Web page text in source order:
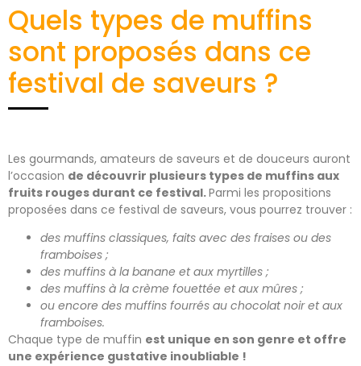
Quels types de muffins
sont proposés dans ce
festival de saveurs ?
Les gourmands, amateurs de saveurs et de douceurs auront
l’occasion de découvrir plusieurs types de muffins aux
fruits rouges durant ce festival.Parmi les propositions
proposées dans ce festival de saveurs, vous pourrez trouver :
des muffins classiques, faits avec des fraises ou des
framboises ;
des muffins à la banane et aux myrtilles ;
des muffins à la crème fouettée et aux mûres ;
ou encore des muffins fourrés au chocolat noir et aux
framboises.
Chaque type de muffin est unique en son genre et offre
une expérience gustative inoubliable !